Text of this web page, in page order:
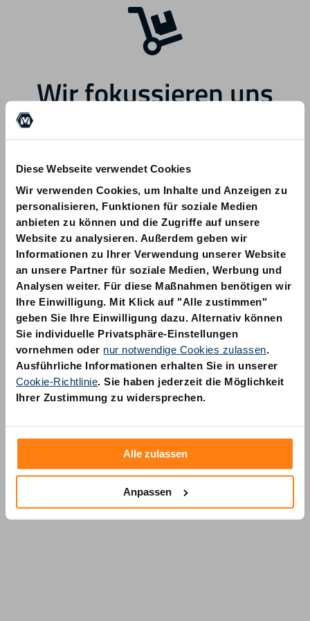
Diese Webseite verwendet Cookies
Wir verwenden Cookies, um Inhalte und Anzeigen zu
personalisieren, Funktionen für soziale Medien
anbieten zu können und die Zugriffe auf unsere
Website zu analysieren. Außerdem geben wir
Informationen zu Ihrer Verwendung unserer Website
an unsere Partner für soziale Medien, Werbung und
Analysen weiter. Für diese Maßnahmen benötigen wir
Ihre Einwilligung. Mit Klick auf "Alle zustimmen"
geben Sie Ihre Einwilligung dazu. Alternativ können
Sie individuelle Privatsphäre-Einstellungen
vornehmen oder nur notwendige Cookies zulassen.
Ausführliche Informationen erhalten Sie in unserer
Cookie-Richtlinie. Sie haben jederzeit die Möglichkeit
Ihrer Zustimmung zu widersprechen.
Alle zulassen
Anpassen
Wir fokussieren uns
zukünftig auf andere
Bereiche.
Bei Fragen zu Ihrer Bestellung wenden
Sie sich bitte an info@am-quality.com
AM Quality GmbH
Wolfsstraße 6-14